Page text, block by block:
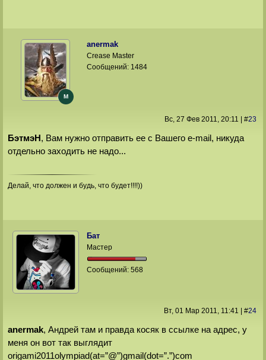
anermak
M
Crease Master
Сообщений: 1484
Вс, 27 Фев 2011, 20:11 #23
БэтмэН, Вам нужно отправить ее с Вашего e-mail, никуда
отдельно заходить не надо...
Делай, что должен и будь, что будет!!!!))
Бат
Мастер
Сообщений:568
Вт, 01 Мар 2011, 11:41 #24
anermak, Андрей там и правда косяк в ссылке на адрес, у
меня он вот так выглядит
origami2011olympiad(at=”@”)gmail(dot=”.”)com